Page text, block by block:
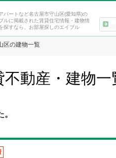
パートなど名古屋市守山区(愛知県)の
ルに掲載された賃貸住宅情報・建物情
探すなら、お部屋探しのエイブル
区の建物一覧
動産・建物一